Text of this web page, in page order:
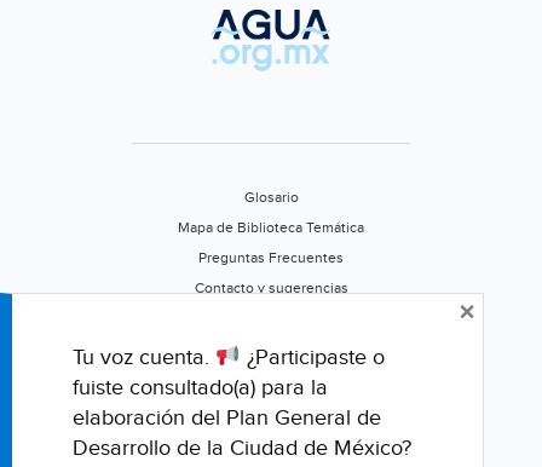
Glosario
Mapa de Biblioteca Temática
Preguntas Frecuentes
Contacto y sugerencias
Califica este portal
Tu voz cuenta.
¿Participaste o
fuiste consultado(a) para la
elaboración del Plan General de
Desarrollo de la Ciudad de México?
×